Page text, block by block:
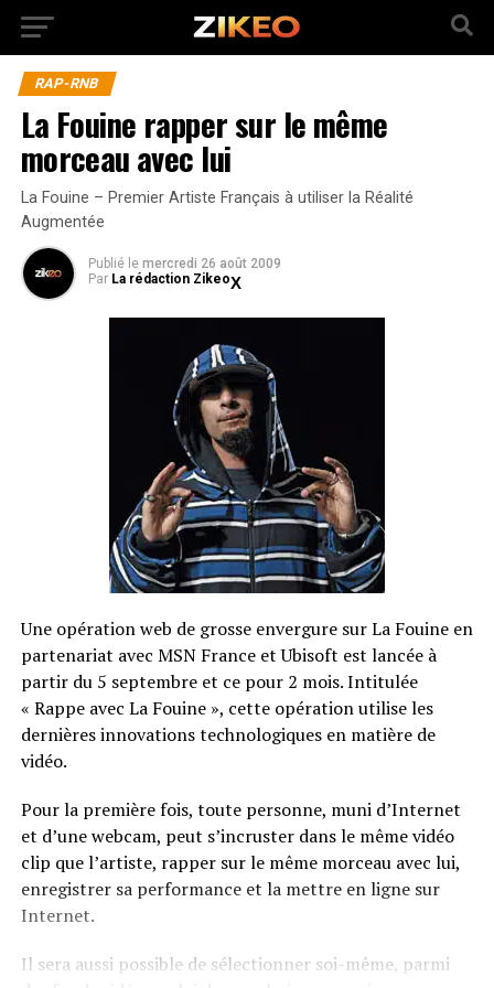
RAP-RNB
La Fouine rapper sur le même
morceau avec lui
La Fouine – Premier Artiste Français à utiliser la Réalité
Augmentée
Publié le mercredi 26 août 2009
Par La rédaction Zikeo
Une opération web de grosse envergure sur La Fouine en
partenariat avec MSN France et Ubisoft est lancée à
partir du 5 septembre et ce pour 2 mois. Intitulée
« Rappe avec La Fouine », cette opération utilise les
dernières innovations technologiques en matière de
vidéo.
Pour la première fois, toute personne, muni d’Internet
et d’une webcam, peut s’incruster dans le même vidéo
clip que l’artiste, rapper sur le même morceau avec lui,
enregistrer sa performance et la mettre en ligne sur
Internet.
Il sera aussi possible de sélectionner soi-même, parmi